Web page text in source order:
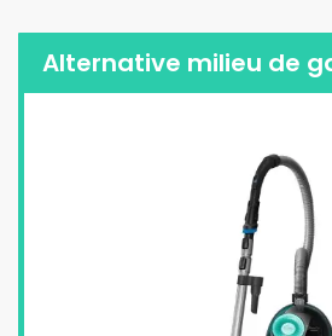
Alternative milieu de